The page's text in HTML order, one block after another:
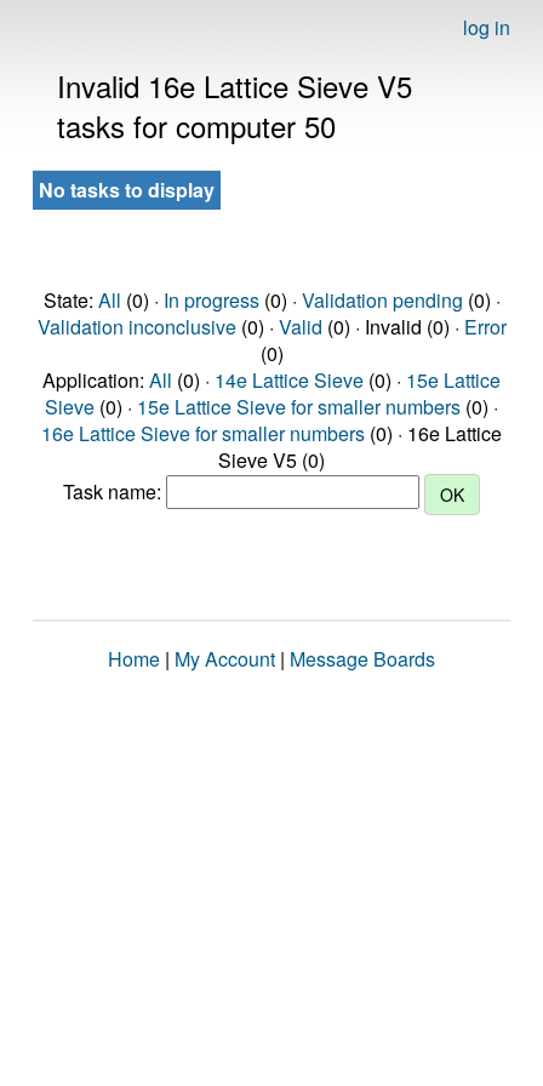
log in
Invalid 16e Lattice Sieve V5
tasks for computer 50
No tasks to display
State: All (0) · In progress(0) · Validation pending (0) ·
Validation inconclusive(0) · Valid (0) · Invalid (0) · Error
(0)
Application: All (0) · 14e Lattice Sieve (0) · 15e Lattice
Sieve (0) · 15e Lattice Sieve for smaller numbers (0) ·
16e Lattice Sieve for smaller numbers (0) · 16e Lattice
Sieve V5 (0)
Task name:
Home | My Account | Message Boards